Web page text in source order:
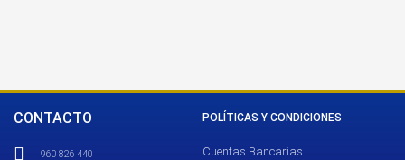
CONTACTO
960 826 440
POLÍTICAS Y CONDICIONES
Cuentas Bancarias